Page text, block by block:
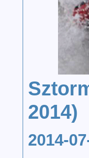
2014)
2014-